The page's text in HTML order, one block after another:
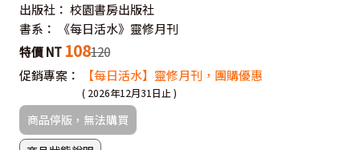
出版社： 校園書房出版社
書系：
《每日活水》靈修月刊
特價 NT 108120
促銷專案：
【每日活水】靈修月刊，團購優惠
( 2026年12月31日止 )
商品停版，無法購買